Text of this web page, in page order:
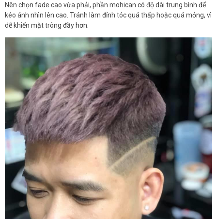
Nên chọn fade cao vừa phải, phần mohican có độ dài trung bình để
kéo ánh nhìn lên cao. Tránh làm đỉnh tóc quá thấp hoặc quá mỏng, vì
dễ khiến mặt trông đầy hơn.